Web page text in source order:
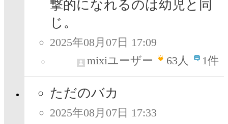
撃的になれるのは幼児と同
じ。
2025年08月07日 17:09
mixiユーザー
63人 1件
ただのバカ
2025年08月07日 17:33